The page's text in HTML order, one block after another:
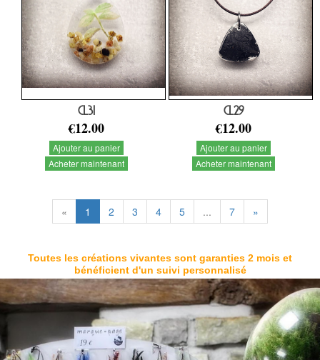
CL31
€12.00
Ajouter au panier
Acheter maintenant
CL29
€12.00
Ajouter au panier
Acheter maintenant
« 1 2 3 4 5 ... 7 »
Toutes les créations vivantes sont garanties 2 mois et
bénéficient d'un suivi personnalisé